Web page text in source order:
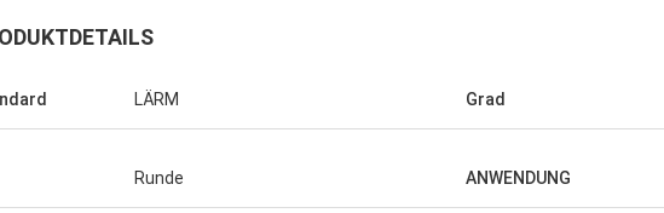
Nemer
LÄRM Grad
Runde ANWENDUNG